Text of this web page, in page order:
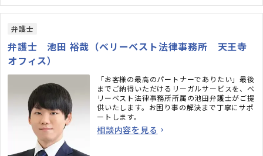
弁護士
弁護士 池田 裕哉（ベリーベスト法律事務所 天王寺
オフィス）
「お客様の最高のパートナーでありたい」最後
までご納得いただけるリーガルサービスを、ベ
リーベスト法律事務所所属の池田弁護士がご提
供いたします。お困り事の解決まで丁寧にサポ
ートします。
相談内容を見る